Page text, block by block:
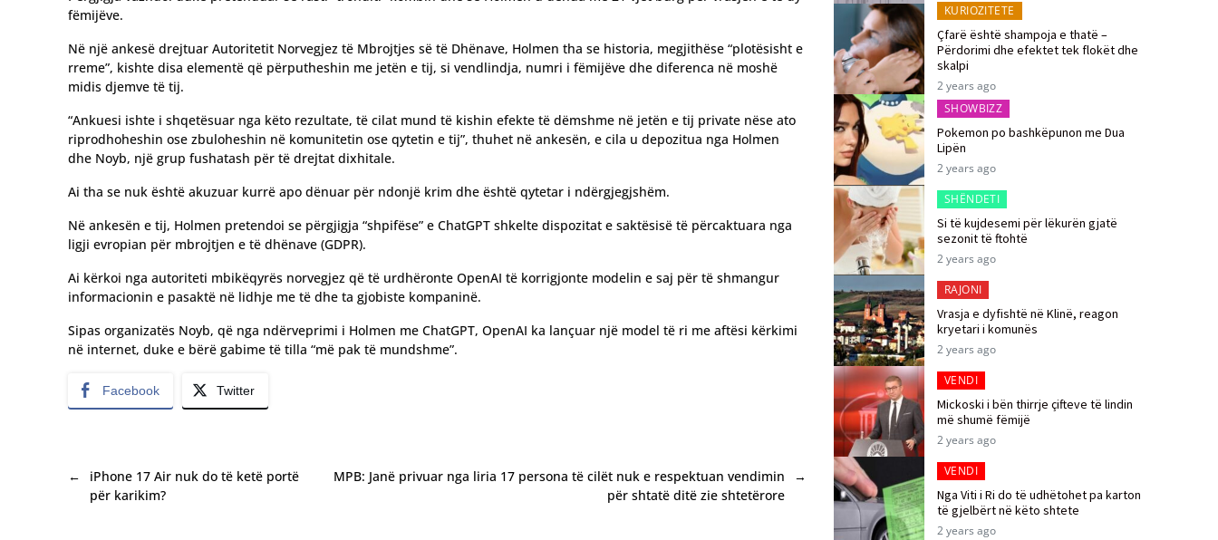
fëmijëve.
Në një ankesë drejtuar Autoritetit Norvegjez të Mbrojtjes së të Dhënave, Holmen tha se historia, megjithëse “plotësisht e
rreme”, kishte disa elementë që përputheshin me jetën e tij, si vendlindja, numri i fëmijëve dhe diferenca në moshë
midis djemve të tij.
“Ankuesi ishte i shqetësuar nga këto rezultate, të cilat mund të kishin efekte të dëmshme në jetën e tij private nëse ato
riprodhoheshin ose zbuloheshin në komunitetin ose qytetin e tij”, thuhet në ankesën, e cila u depozitua nga Holmen
dhe Noyb, një grup fushatash për të drejtat dixhitale.
Ai tha se nuk është akuzuar kurrë apo dënuar për ndonjë krim dhe është qytetar i ndërgjegjshëm.
Në ankesën e tij, Holmen pretendoi se përgjigja “shpifëse” e ChatGPT shkelte dispozitat e saktësisë të përcaktuara nga
ligji evropian për mbrojtjen e të dhënave (GDPR).
Ai kërkoi nga autoriteti mbikëqyrës norvegjez që të urdhëronte OpenAI të korrigjonte modelin e saj për të shmangur
informacionin e pasaktë në lidhje me të dhe ta gjobiste kompaninë.
Sipas organizatës Noyb, që nga ndërveprimi i Holmen me ChatGPT, OpenAI ka lançuar një model të ri me aftësi kërkimi
në internet, duke e bërë gabime të tilla “më pak të mundshme”.
Facebook Twitter
←
iPhone 17 Air nuk do të ketë portë
për karikim?
→
MPB: Janë privuar nga liria 17 persona të cilët nuk e respektuan vendimin
për shtatë ditë zie shtetërore
KURIOZITETE
Çfarë është shampoja e thatë –
Përdorimi dhe efektet tek flokët dhe
skalpi
2 years ago
SHOWBIZZ
Pokemon po bashkëpunon me Dua
Lipën
2 years ago
SHËNDETI
Si të kujdesemi për lëkurën gjatë
sezonit të ftohtë
2 years ago
RAJONI
Vrasja e dyfishtë në Klinë, reagon
kryetari i komunës
2 years ago
VENDI
Mickoski i bën thirrje çifteve të lindin
më shumë fëmijë
2 years ago
VENDI
Nga Viti i Ri do të udhëtohet pa karton
të gjelbërt në këto shtete
2 years ago